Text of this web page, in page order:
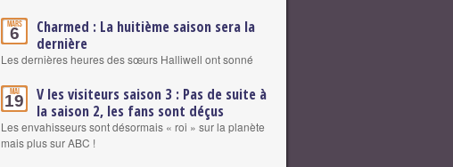
Mars
6
Charmed : La huitième saison sera la
dernière
Les dernières heures des sœurs Halliwell ont sonné
Mai
19
V les visiteurs saison 3 : Pas de suite à
la saison 2, les fans sont déçus
Les envahisseurs sont désormais « roi » sur la planète
mais plus sur ABC !